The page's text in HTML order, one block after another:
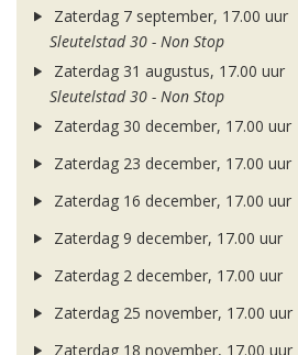
Zaterdag 7 september, 17.00 uur
Sleutelstad 30 - Non Stop
Zaterdag 31 augustus, 17.00 uur
Sleutelstad 30 - Non Stop
Zaterdag 30 december, 17.00 uur
Zaterdag 23 december, 17.00 uur
Zaterdag 16 december, 17.00 uur
Zaterdag 9 december, 17.00 uur
Zaterdag 2 december, 17.00 uur
Zaterdag 25 november, 17.00 uur
Zaterdag 18 november, 17.00 uur